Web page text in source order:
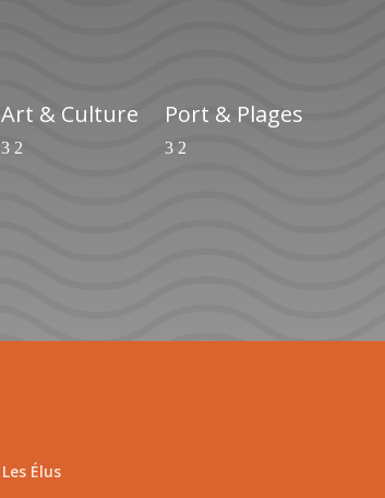
Art & Culture Port & Plages
Les Élus